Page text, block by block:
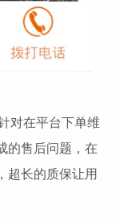
在平台下单维
的售后问题，在
超长的质保让用